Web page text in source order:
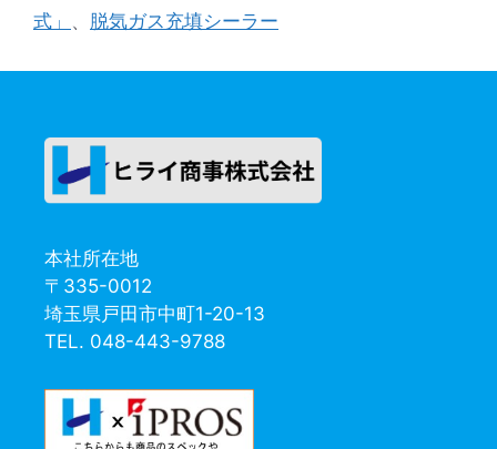
式」 、 脱気ガス充填シーラー
本社所在地
〒335-0012
埼玉県戸田市中町1-20-13
TEL. 048-443-9788